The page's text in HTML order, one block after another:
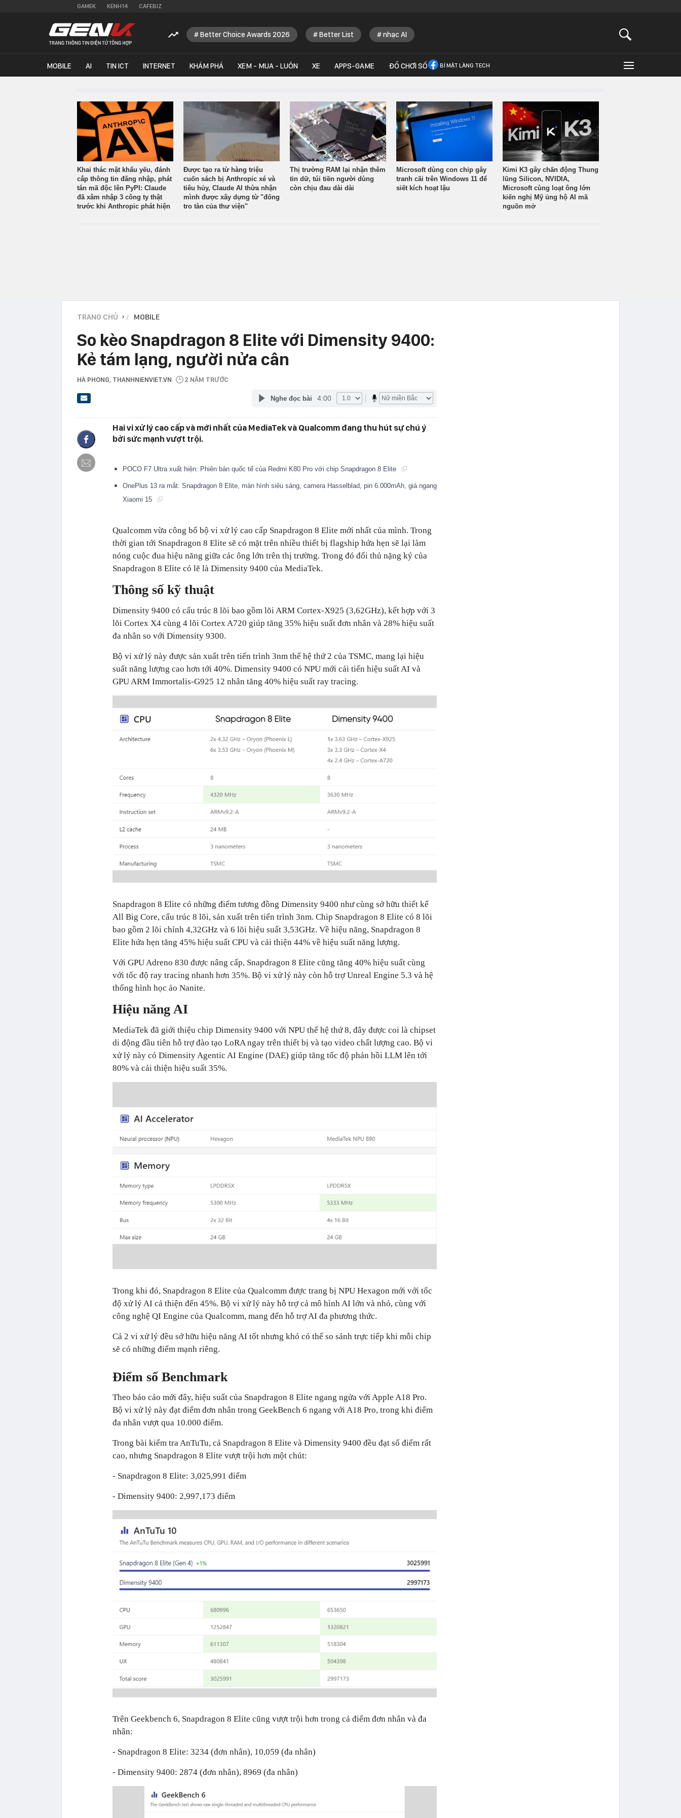
GAMEK KENH14 CAFEBIZ
Better Choice Awards 2026 Better List nhạc AI
MOBILE AI TIN ICT INTERNET KHÁM PHÁ XEM - MUA - LUÔN XE APPS-GAME ĐỒ CHƠI SỐ BÍ MẬT LÀNG TECH
Khai thác mật khẩu yếu, đánh
cắp thông tin đăng nhập, phát
tán mã độc lên PyPI: Claude
đã xâm nhập 3 công ty thật
trước khi Anthropic phát hiện
Được tạo ra từ hàng triệu
cuốn sách bị Anthropic xé và
tiêu hủy, Claude AI thừa nhận
mình được xây dựng từ "đống
tro tàn của thư viện"
Thị trường RAM lại nhận thêm
tin dữ, túi tiền người dùng
còn chịu đau dài dài
Microsoft dùng con chip gây
tranh cãi trên Windows 11 để
siết kích hoạt lậu
Kimi K3 gây chấn động Thung
lũng Silicon, NVIDIA,
Microsoft cùng loạt ông lớn
kiến nghị Mỹ ủng hộ AI mã
nguồn mở
TRANG CHỦ › MOBILE
So kèo Snapdragon 8 Elite với Dimensity 9400:
Kẻ tám lạng, người nửa cân
HÀ PHONG , THANHNIENVIET.VN 2 NĂM TRƯỚC
Nghe đọc bài 4:00
Hai vi xử lý cao cấp và mới nhất của MediaTek và Qualcomm đang thu hút sự chú ý
bởi sức mạnh vượt trội.
POCO F7 Ultra xuất hiện: Phiên bản quốc tế của Redmi K80 Pro với chip Snapdragon 8 Elite
OnePlus 13 ra mắt: Snapdragon 8 Elite, màn hình siêu sáng, camera Hasselblad, pin 6.000mAh, giá ngang
Xiaomi 15
Qualcomm vừa công bố bộ vi xử lý cao cấp Snapdragon 8 Elite mới nhất của mình. Trong
thời gian tới Snapdragon 8 Elite sẽ có mặt trên nhiều thiết bị flagship hứa hẹn sẽ lại làm
nóng cuộc đua hiệu năng giữa các ông lớn trên thị trường. Trong đó đối thủ nặng ký của
Snapdragon 8 Elite có lẽ là Dimensity 9400 của MediaTek.
Thông số kỹ thuật
Dimensity 9400 có cấu trúc 8 lõi bao gồm lõi ARM Cortex-X925 (3,62GHz), kết hợp với 3
lõi Cortex X4 cùng 4 lõi Cortex A720 giúp tăng 35% hiệu suất đơn nhân và 28% hiệu suất
đa nhân so với Dimensity 9300.
Bộ vi xử lý này được sản xuất trên tiến trình 3nm thế hệ thứ 2 của TSMC, mang lại hiệu
suất năng lượng cao hơn tới 40%. Dimensity 9400 có NPU mới cải tiến hiệu suất AI và
GPU ARM Immortalis-G925 12 nhân tăng 40% hiệu suất ray tracing.
Snapdragon 8 Elite có những điểm tương đồng Dimensity 9400 như cùng sở hữu thiết kế
All Big Core, cấu trúc 8 lõi, sản xuất trên tiến trình 3nm. Chip Snapdragon 8 Elite có 8 lõi
bao gồm 2 lõi chính 4,32GHz và 6 lõi hiệu suất 3,53GHz. Về hiệu năng, Snapdragon 8
Elite hứa hẹn tăng 45% hiệu suất CPU và cải thiện 44% về hiệu suất năng lượng.
Với GPU Adreno 830 được nâng cấp, Snapdragon 8 Elite cũng tăng 40% hiệu suất cùng
với tốc độ ray tracing nhanh hơn 35%. Bộ vi xử lý này còn hỗ trợ Unreal Engine 5.3 và hệ
thống hình học ảo Nanite.
Hiệu năng AI
MediaTek đã giới thiệu chip Dimensity 9400 với NPU thế hệ thứ 8, đây được coi là chipset
di động đầu tiên hỗ trợ đào tạo LoRA ngay trên thiết bị và tạo video chất lượng cao. Bộ vi
xử lý này có Dimensity Agentic AI Engine (DAE) giúp tăng tốc độ phản hồi LLM lên tới
80% và cải thiện hiệu suất 35%.
Trong khi đó, Snapdragon 8 Elite của Qualcomm được trang bị NPU Hexagon mới với tốc
độ xử lý AI cả thiện đến 45%. Bộ vi xử lý này hỗ trợ cả mô hình AI lớn và nhỏ, cùng với
công nghệ QI Engine của Qualcomm, mang đến hỗ trợ AI đa phương thức.
Cả 2 vi xử lý đều sở hữu hiệu năng AI tốt nhưng khó có thể so sánh trực tiếp khi mỗi chip
sẽ có những điểm mạnh riêng.
Điểm số Benchmark
Theo báo cáo mới đây, hiệu suất của Snapdragon 8 Elite ngang ngửa với Apple A18 Pro.
Bộ vi xử lý này đạt điểm đơn nhân trong GeekBench 6 ngang với A18 Pro, trong khi điểm
đa nhân vượt qua 10.000 điểm.
Trong bài kiểm tra AnTuTu, cả Snapdragon 8 Elite và Dimensity 9400 đều đạt số điểm rất
cao, nhưng Snapdragon 8 Elite vượt trội hơn một chút:
- Snapdragon 8 Elite: 3,025,991 điểm
- Dimensity 9400: 2,997,173 điểm
Trên Geekbench 6, Snapdragon 8 Elite cũng vượt trội hơn trong cả điểm đơn nhân và đa
nhân:
- Snapdragon 8 Elite: 3234 (đơn nhân), 10,059 (đa nhân)
- Dimensity 9400: 2874 (đơn nhân), 8969 (đa nhân)